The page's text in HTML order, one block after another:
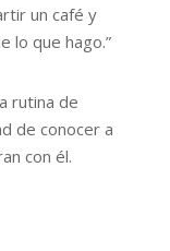
un café y
lo que hago.”
rutina de
de conocer a
con él.